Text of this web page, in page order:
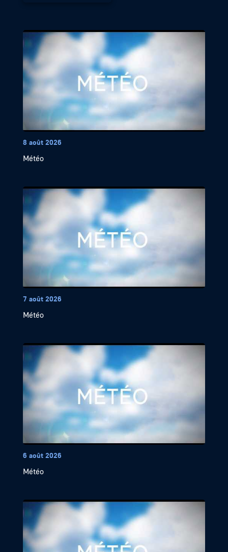
8 août 2026
Météo
7 août 2026
Météo
6 août 2026
Météo